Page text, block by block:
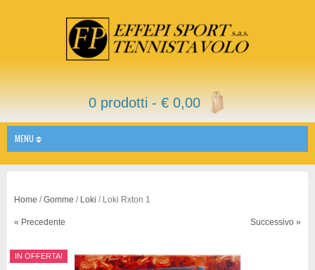
0 prodotti -€0,00
MENU
Home /Gomme / Loki / Loki Rxton 1
« Precedente Successivo »
IN OFFERTA!